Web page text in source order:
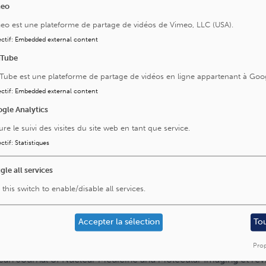
USA (2004-2007), PhD in Biomedical Sciences KU
à la KU Leuven en 2011
médecine nucléaire de l’Hôpital Universitaire
département d’imagerie et pathologie, KU Leuven
Foundation-Flanders (2011-2019)
100 articles dans diverses revues médicales/scientifiques
(EANM) et américaine (SNM) de médecine
et infection de la société européenne de médecine
chair 2021- ).
Journal of Nuclear Medicine and Molecular Imaging et
est une plateforme de partage de vidéos de Vimeo, LLC (USA).
: Embedded external content
est une plateforme de partage de vidéos en ligne appartenant à
: Embedded external content
Analytics
le suivi des visites du site web en tant que service.
: Statistiques
all services
this switch to enable/disable all services.
Accepter la sélection